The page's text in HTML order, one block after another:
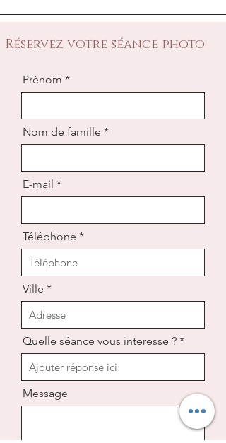
Réservez votre séance photo
Prénom
Nom de famille
E-mail
Téléphone
Ville
Quelle séance vous interesse ?
Message